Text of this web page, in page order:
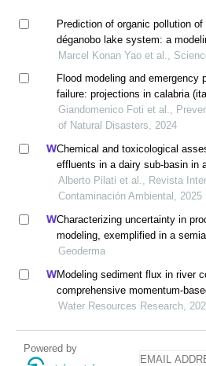
Prediction of organic pollution
déganobo lake system: a
Marcel Konan Yao et al.,
Flood modeling and emergency
failure: projections in calabria
Giandomenico Foti et al.,
of Natural Disasters, 2024
Chemical and toxicological
effluents in a dairy sub-basin in
Alberto Pilati et al., Revista
Contaminación Ambiental, 2025
Characterizing uncertainty in
modeling, exemplified in a
steppe
Geoderma
Modeling sediment flux in river
comprehensive momentum-
Water Resources Research,
Powered by